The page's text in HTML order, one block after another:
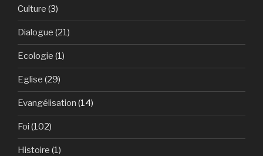
Culture (3)
Dialogue (21)
Ecologie (1)
Eglise (29)
Evangélisation (14)
Foi (102)
Histoire (1)